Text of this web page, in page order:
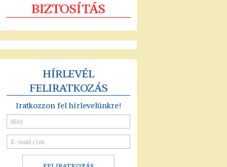
BIZTOSÍTÁS
HÍRLEVÉL
FELIRATKOZÁS
Iratkozzon fel hírlevelünkre!